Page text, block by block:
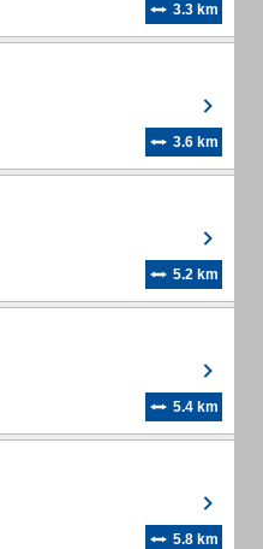
3.3 km
3.6 km
5.2 km
5.4 km
5.8 km